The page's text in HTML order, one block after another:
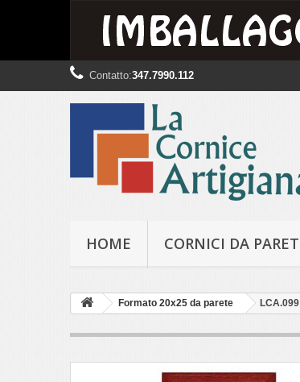
Contatto:347.7990.112
HOME CORNICI DA
Formato 20x25 da parete